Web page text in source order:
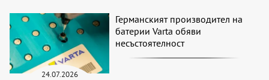
24.07.2026
Германският производител на
батерии Varta обяви
несъстоятелност